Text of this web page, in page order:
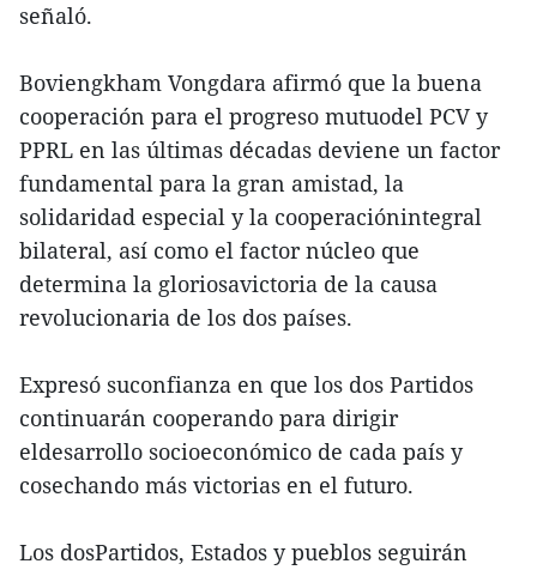
señaló.
Boviengkham Vongdara afirmó que la buena
cooperación para el progreso mutuodel PCV y
PPRL en las últimas décadas deviene un factor
fundamental para la gran amistad, la
solidaridad especial y la cooperaciónintegral
bilateral, así como el factor núcleo que
determina la gloriosavictoria de la causa
revolucionaria de los dos países.
Expresó suconfianza en que los dos Partidos
continuarán cooperando para dirigir
eldesarrollo socioeconómico de cada país y
cosechando más victorias en el futuro.
Los dosPartidos, Estados y pueblos seguirán